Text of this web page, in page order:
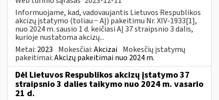
Informuojame, kad, vadovaujantis Lietuvos Respublikos
akcizų įstatymo (toliau − AĮ) pakeitimu Nr. XIV-1933[1],
nuo 2024 m. sausio 1 d. keičiasi AĮ 37 straipsnio 3 dalis,
kurioje nustatoma akcizų...
Metai: 2023 Mokesčiai:Akcizai Mokesčių įstatymų
pakeitimai:Akcizų pakeitimai nuo 2024 m.
Dėl Lietuvos Respublikos akcizų įstatymo 37
straipsnio 3 dalies taikymo nuo 2024 m. vasario
21 d.